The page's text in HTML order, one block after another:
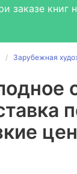
заказе книг
Зарубежная